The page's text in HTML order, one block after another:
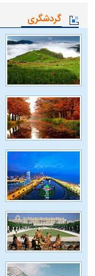
گردشگری